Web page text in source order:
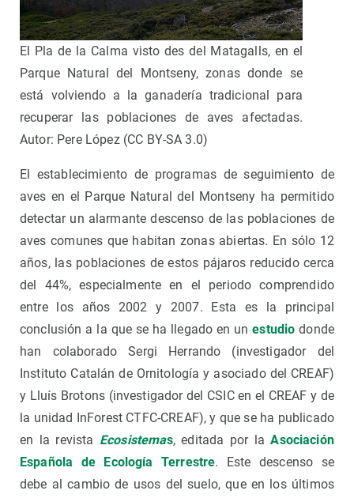
El Pla de la Calma visto des del Matagalls, en el
Parque Natural del Montseny, zonas donde se
está volviendo a la ganadería tradicional para
recuperar las poblaciones de aves afectadas.
Autor: Pere López (CC BY-SA 3.0)
El establecimiento de programas de seguimiento de
aves en el Parque Natural del Montseny ha permitido
detectar un alarmante descenso de las poblaciones de
aves comunes que habitan zonas abiertas. En sólo 12
años, las poblaciones de estos pájaros reducido cerca
del 44%, especialmente en el periodo comprendido
entre los años 2002 y 2007. Esta es la principal
conclusión a la que se ha llegado en unestudio donde
han colaborado Sergi Herrando (investigador del
Instituto Catalán de Ornitología y asociado del CREAF)
y Lluís Brotons (investigador del CSIC en el CREAF y de
la unidad InForest CTFC-CREAF), y que se ha publicado
en la revista Ecosistemas, editada por laAsociación
Española de Ecología Terrestre. Este descenso se
debe al cambio de usos del suelo, que en los últimos